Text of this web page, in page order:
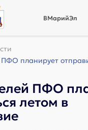
ВМарийЭл
ПФО
летом в